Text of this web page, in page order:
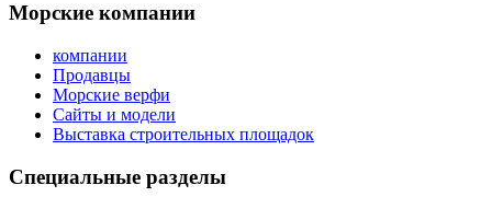
Морские компании
компании
Продавцы
Морские верфи
Сайты и модели
Выставка строительных площадок
Специальные разделы